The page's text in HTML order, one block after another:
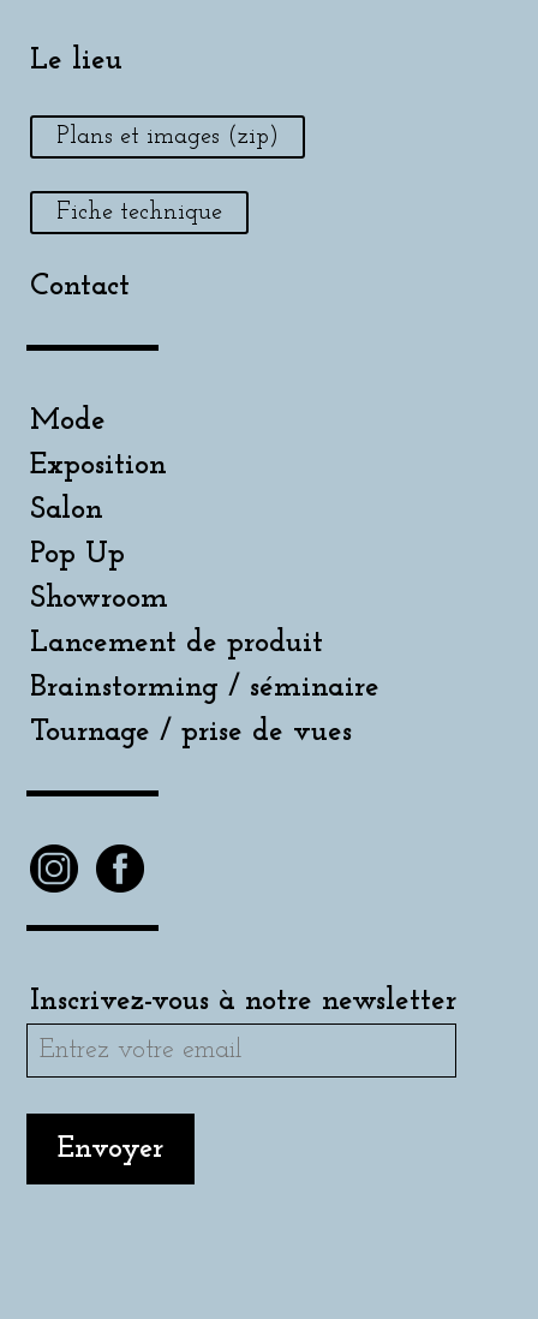
Le lieu
Plans et images (zip)
Fiche technique
Contact
Mode
Exposition
Salon
Pop Up
Showroom
Lancement de produit
Brainstorming / séminaire
Tournage / prise de vues
Inscrivez-vous à notre newsletter